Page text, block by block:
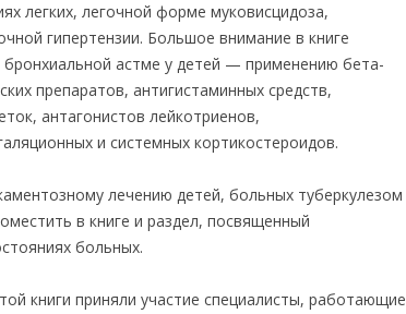
легких, легочной форме муковисцидоза,
гипертензии. Большое внимание в книге
бронхиальной астме у детей — применению бета-
препаратов, антигистаминных средств,
антагонистов лейкотриенов,
и системных кортикостероидов.
лечению детей, больных туберкулезом
в книге и раздел, посвященный
больных.
книги приняли участие специалисты, работающие